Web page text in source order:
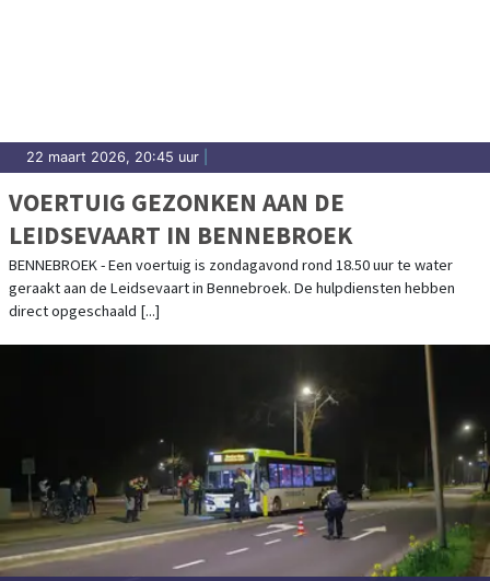
22 maart 2026, 20:45 uur
VOERTUIG GEZONKEN AAN DE
LEIDSEVAART IN BENNEBROEK
BENNEBROEK - Een voertuig is zondagavond rond 18.50 uur te water
geraakt aan de Leidsevaart in Bennebroek. De hulpdiensten hebben
direct opgeschaald [...]